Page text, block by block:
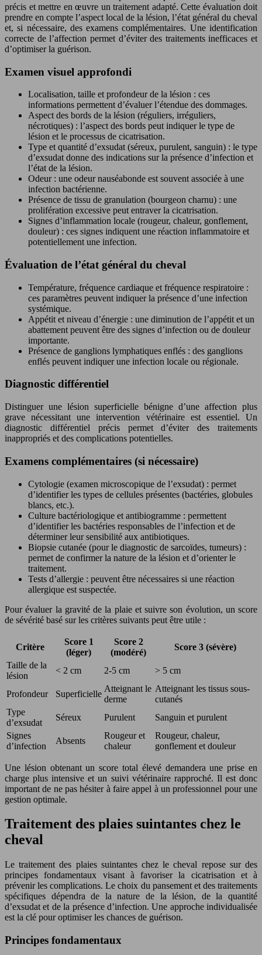
précis et mettre en œuvre un traitement adapté. Cette évaluation doit
prendre en compte l’aspect local de la lésion, l’état général du cheval
et, si nécessaire, des examens complémentaires. Une identification
correcte de l’affection permet d’éviter des traitements inefficaces et
d’optimiser la guérison.
Examen visuel approfondi
Localisation, taille et profondeur de la lésion : ces
informations permettent d’évaluer l’étendue des dommages.
Aspect des bords de la lésion (réguliers, irréguliers,
nécrotiques) : l’aspect des bords peut indiquer le type de
lésion et le processus de cicatrisation.
Type et quantité d’exsudat (séreux, purulent, sanguin) : le type
d’exsudat donne des indications sur la présence d’infection et
l’état de la lésion.
Odeur : une odeur nauséabonde est souvent associée à une
infection bactérienne.
Présence de tissu de granulation (bourgeon charnu) : une
prolifération excessive peut entraver la cicatrisation.
Signes d’inflammation locale (rougeur, chaleur, gonflement,
douleur) : ces signes indiquent une réaction inflammatoire et
potentiellement une infection.
Évaluation de l’état général du cheval
Température, fréquence cardiaque et fréquence respiratoire :
ces paramètres peuvent indiquer la présence d’une infection
systémique.
Appétit et niveau d’énergie : une diminution de l’appétit et un
abattement peuvent être des signes d’infection ou de douleur
importante.
Présence de ganglions lymphatiques enflés : des ganglions
enflés peuvent indiquer une infection locale ou régionale.
Diagnostic différentiel
Distinguer une lésion superficielle bénigne d’une affection plus
grave nécessitant une intervention vétérinaire est essentiel. Un
diagnostic différentiel précis permet d’éviter des traitements
inappropriés et des complications potentielles.
Examens complémentaires (si nécessaire)
Cytologie (examen microscopique de l’exsudat) : permet
d’identifier les types de cellules présentes (bactéries, globules
blancs, etc.).
Culture bactériologique et antibiogramme : permettent
d’identifier les bactéries responsables de l’infection et de
déterminer leur sensibilité aux antibiotiques.
Biopsie cutanée (pour le diagnostic de sarcoïdes, tumeurs) :
permet de confirmer la nature de la lésion et d’orienter le
traitement.
Tests d’allergie : peuvent être nécessaires si une réaction
allergique est suspectée.
Pour évaluer la gravité de la plaie et suivre son évolution, un score
de sévérité basé sur les critères suivants peut être utile :
Critère
Score 1
(léger)
Score 2
(modéré)
Score 3 (sévère)
Taille de la
lésion
< 2 cm 2-5 cm > 5 cm
Profondeur Superficielle
Atteignant le
derme
Atteignant les tissus sous-
cutanés
Type
d’exsudat
Séreux Purulent
Sanguin et purulent
Signes
d’infection
Absents
Rougeur et
chaleur
Rougeur, chaleur,
gonflement et douleur
Une lésion obtenant un score total élevé demandera une prise en
charge plus intensive et un suivi vétérinaire rapproché. Il est donc
important de ne pas hésiter à faire appel à un professionnel pour une
gestion optimale.
Traitement des plaies suintantes chez le
cheval
Le traitement des plaies suintantes chez le cheval repose sur des
principes fondamentaux visant à favoriser la cicatrisation et à
prévenir les complications. Le choix du pansement et des traitements
spécifiques dépendra de la nature de la lésion, de la quantité
d’exsudat et de la présence d’infection. Une approche individualisée
est la clé pour optimiser les chances de guérison.
Principes fondamentaux